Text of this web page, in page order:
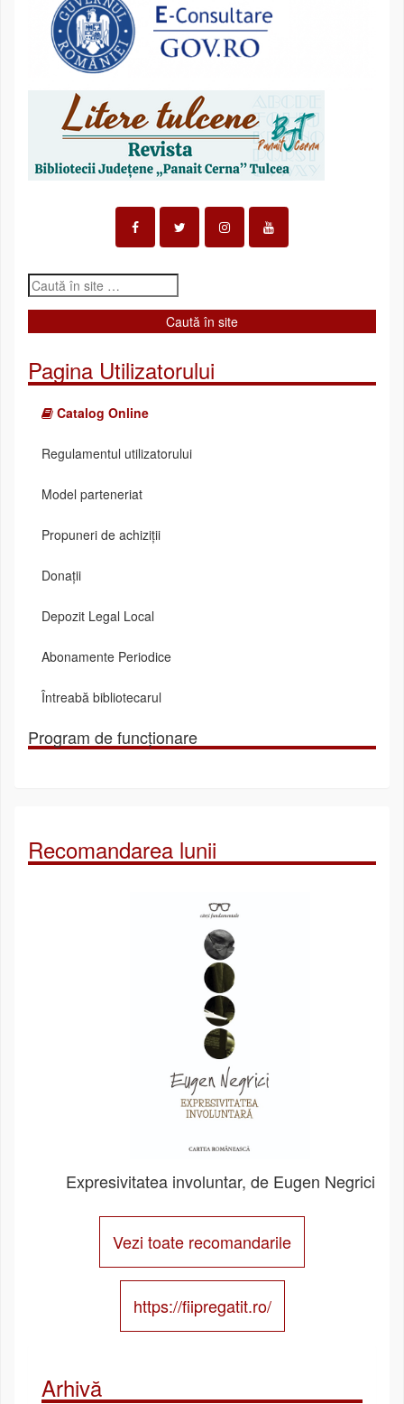
Pagina Utilizatorului
Catalog Online
Regulamentul utilizatorului
Model parteneriat
Propuneri de achiziții
Donații
Depozit Legal Local
Abonamente Periodice
Întreabă bibliotecarul
Program de funcționare
Recomandarea lunii
Expresivitatea involuntar, de Eugen Negrici
Vezi toate recomandarile
https://fiipregatit.ro/
Arhivă